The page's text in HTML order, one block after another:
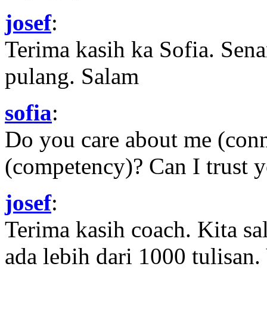
josef:
Terima kasih ka Sofia.
pulang. Salam
sofia:
Do you care about me
(competency)? Can I trust
josef:
Terima kasih coach. Kita
ada lebih dari 1000 tulisan.